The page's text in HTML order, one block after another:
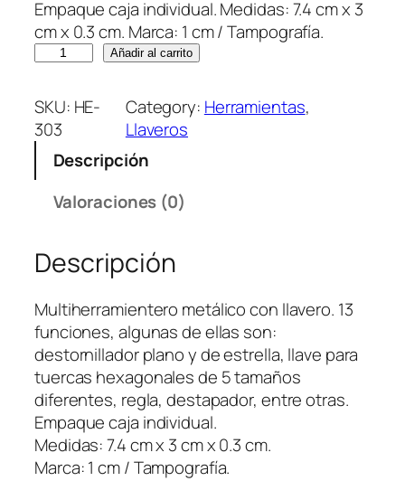
Empaque caja individual. Medidas: 7.4 cm x 3
cm x 0.3 cm. Marca: 1 cm / Tampografía.
r
r
a
t
e
r
o
K
e
y
C
h
a
Añadir al carrito
SKU: HE-
303
Category: Herramientas
Llaveros
Descripción
Valoraciones (0)
Descripción
Multiherramientero metálico con llavero. 13
funciones, algunas de ellas son:
destornillador plano y de estrella, llave para
tuercas hexagonales de 5 tamaños
diferentes, regla, destapador, entre otras.
Empaque caja individual.
Medidas: 7.4 cm x 3 cm x 0.3 cm.
Marca: 1 cm / Tampografía.